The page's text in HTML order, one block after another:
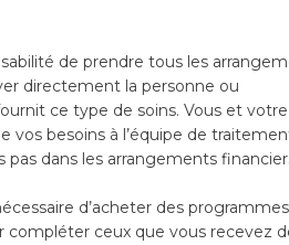
de prendre tous les
directement la personne ou
ce type de soins. Vous et votre
vos besoins à l’équipe de
pas dans les arrangements
d’acheter des
compléter ceux que vous recevez